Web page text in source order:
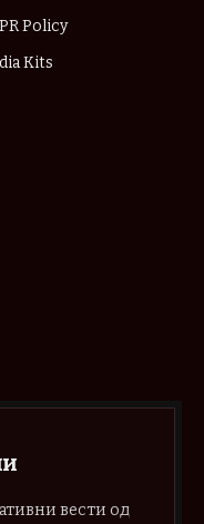
Policy
Kits
вести од